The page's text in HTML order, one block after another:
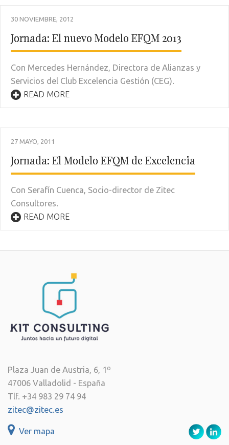
30 NOVIEMBRE, 2012
Jornada: El nuevo Modelo EFQM 2013
Con Mercedes Hernández, Directora de Alianzas y
Servicios del Club Excelencia Gestión (CEG).
READ MORE
27 MAYO, 2011
Jornada: El Modelo EFQM de Excelencia
Con Serafín Cuenca, Socio-director de Zitec
Consultores.
READ MORE
Plaza Juan de Austria, 6, 1º
47006 Valladolid - España
Tlf. +34 983 29 74 94
zitec@zitec.es
Ver mapa